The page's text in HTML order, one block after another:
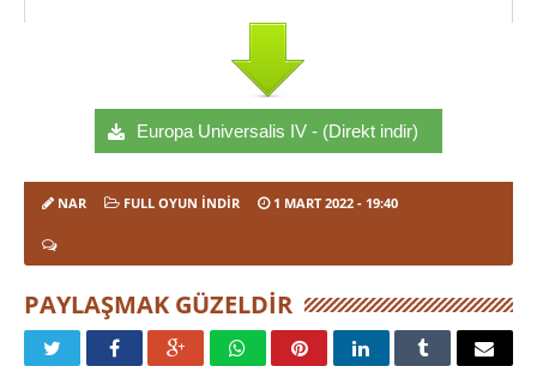
Europa Universalis IV - (Direkt indir)
NAR FULL OYUN İNDIR 1 MART 2022 - 19:40
PAYLAŞMAK GÜZELDIR